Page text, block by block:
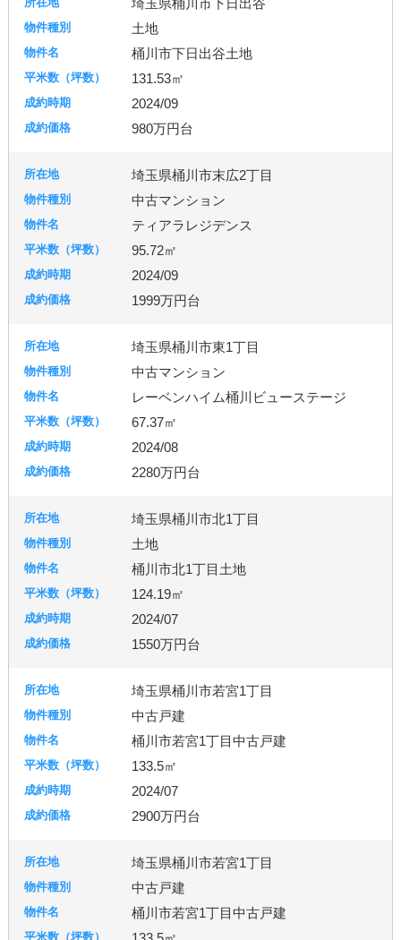
埼玉県桶川市下日出谷
土地
桶川市下日出谷土地
131.53㎡
2024/09
980万円台
埼玉県桶川市末広2丁目
中古マンション
ティアラレジデンス
95.72㎡
2024/09
1999万円台
埼玉県桶川市東1丁目
中古マンション
レーベンハイム桶川ビューステージ
67.37㎡
2024/08
2280万円台
埼玉県桶川市北1丁目
土地
桶川市北1丁目土地
124.19㎡
2024/07
1550万円台
埼玉県桶川市若宮1丁目
中古戸建
桶川市若宮1丁目中古戸建
133.5㎡
2024/07
2900万円台
埼玉県桶川市若宮1丁目
中古戸建
桶川市若宮1丁目中古戸建